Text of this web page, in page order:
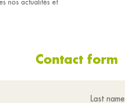
nos actualités et
Contact form
Last name